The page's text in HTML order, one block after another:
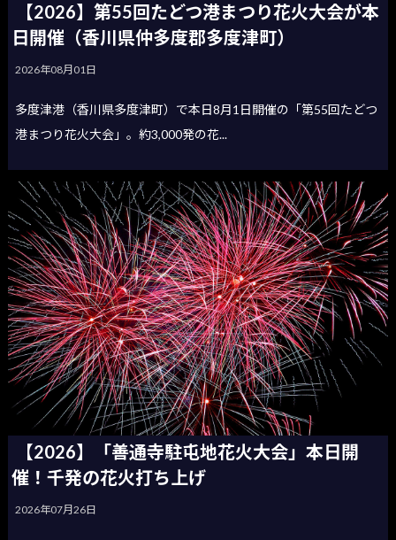
【2026】第55回たどつ港まつり花火大会が本
日開催（香川県仲多度郡多度津町）
2026年08月01日
多度津港（香川県多度津町）で本日8月1日開催の「第55回たどつ
港まつり花火大会」。約3,000発の花...
【2026】「善通寺駐屯地花火大会」本日開
催！千発の花火打ち上げ
2026年07月26日